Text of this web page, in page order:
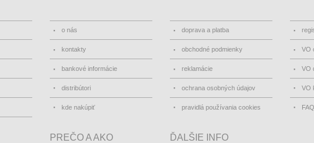
o nás
kontakty
bankové informácie
distribútori
kde nakúpiť
doprava a platba
obchodné podmienky
reklamácie
ochrana osobných údajov
pravidlá používania cookies
VO
VO
VO
FAQ
PREČO A AKO ĎALŠIE INFO